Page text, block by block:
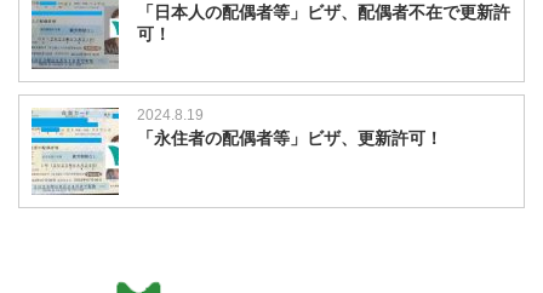
「日本人の配偶者等」ビザ、配偶者不在で更新許
可！
2024.8.19
「永住者の配偶者等」ビザ、更新許可！